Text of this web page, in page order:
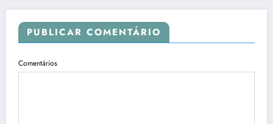
PUBLICAR COMENTÁRIO
Comentários